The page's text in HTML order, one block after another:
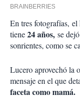
En tres fotografías, el
tiene24 años, se
sonrientes, como se
Lucero aprovechó la
mensaje en el que
faceta como mamá.